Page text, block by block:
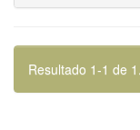
Resultado 1-1 de 1.